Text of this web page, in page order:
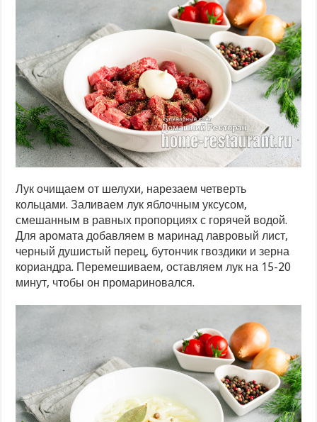
Лук очищаем от шелухи, нарезаем четверть
кольцами. Заливаем лук яблочным уксусом,
смешанным в равных пропорциях с горячей водой.
Для аромата добавляем в маринад лавровый лист,
черный душистый перец, бутончик гвоздики и зерна
кориандра. Перемешиваем, оставляем лук на 15-20
минут, чтобы он промариновался.